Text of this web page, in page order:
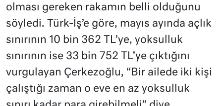
olması gereken rakamın belli olduğunu
söyledi. Türk-İş’e göre, mayıs ayında açlık
sınırının 10 bin 362 TL’ye, yoksulluk
sınırının ise 33 bin 752 TL’ye çıktığını
vurgulayan Çerkezoğlu, “Bir ailede iki kişi
çalıştığı zaman o eve en az yoksulluk